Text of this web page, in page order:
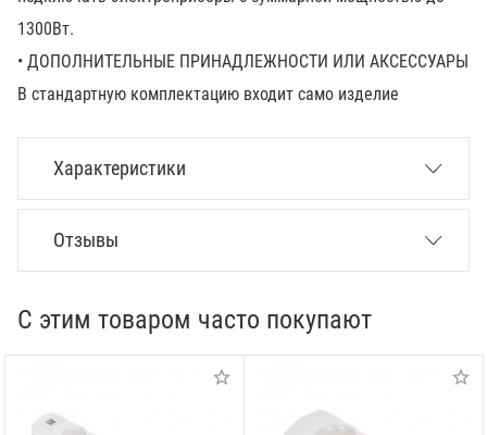
1300Вт.
• ДОПОЛНИТЕЛЬНЫЕ ПРИНАДЛЕЖНОСТИ ИЛИ АКСЕССУАРЫ
В стандартную комплектацию входит само изделие
Характеристики
Отзывы
С этим товаром часто покупают